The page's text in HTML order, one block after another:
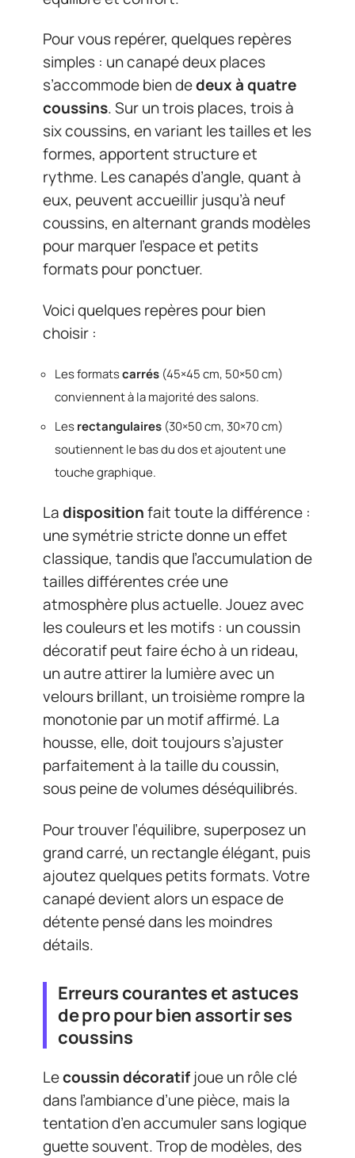
Pour vous repérer, quelques repères
simples : un canapé deux places
s’accommode bien dedeux à quatre
coussins. Sur un trois places, trois à
six coussins, en variant les tailles et les
formes, apportent structure et
rythme. Les canapés d’angle, quant à
eux, peuvent accueillir jusqu’à neuf
coussins, en alternant grands modèles
pour marquer l’espace et petits
formats pour ponctuer.
Voici quelques repères pour bien
choisir :
Les formatscarrés (45×45 cm, 50×50 cm)
conviennent à la majorité des salons.
Lesrectangulaires (30×50 cm, 30×70 cm)
soutiennent le bas du dos et ajoutent une
touche graphique.
Ladispositionfait toute la différence :
une symétrie stricte donne un effet
classique, tandis que l’accumulation de
tailles différentes crée une
atmosphère plus actuelle. Jouez avec
les couleurs et les motifs : un coussin
décoratif peut faire écho à un rideau,
un autre attirer la lumière avec un
velours brillant, un troisième rompre la
monotonie par un motif affirmé. La
housse, elle, doit toujours s’ajuster
parfaitement à la taille du coussin,
sous peine de volumes déséquilibrés.
Pour trouver l’équilibre, superposez un
grand carré, un rectangle élégant, puis
ajoutez quelques petits formats. Votre
canapé devient alors un espace de
détente pensé dans les moindres
détails.
Erreurs courantes et astuces
de pro pour bien assortir ses
coussins
Lecoussin décoratif joue un rôle clé
dans l’ambiance d’une pièce, mais la
tentation d’en accumuler sans logique
guette souvent. Trop de modèles, des